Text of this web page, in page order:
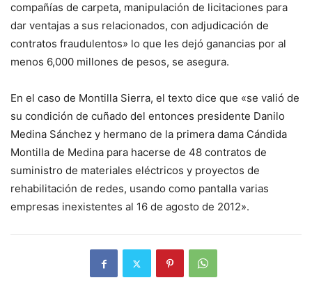
compañías de carpeta, manipulación de licitaciones para
dar ventajas a sus relacionados, con adjudicación de
contratos fraudulentos» lo que les dejó ganancias por al
menos 6,000 millones de pesos, se asegura.
En el caso de Montilla Sierra, el texto dice que «se valió de
su condición de cuñado del entonces presidente Danilo
Medina Sánchez y hermano de la primera dama Cándida
Montilla de Medina para hacerse de 48 contratos de
suministro de materiales eléctricos y proyectos de
rehabilitación de redes, usando como pantalla varias
empresas inexistentes al 16 de agosto de 2012».